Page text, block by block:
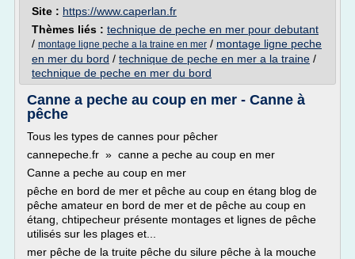
Site : https://www.caperlan.fr
Thèmes liés : technique de peche en mer pour debutant
/ montage ligne peche a la traine en mer / montage ligne peche
en mer du bord / technique de peche en mer a la traine /
technique de peche en mer du bord
Canne a peche au coup en mer - Canne à
pêche
Tous les types de cannes pour pêcher
cannepeche.fr » canne a peche au coup en mer
Canne a peche au coup en mer
pêche en bord de mer et pêche au coup en étang blog de
pêche amateur en bord de mer et de pêche au coup en
étang, chtipecheur présente montages et lignes de pêche
utilisés sur les plages et...
mer pêche de la truite pêche du silure pêche à la mouche